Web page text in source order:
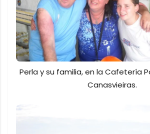
Perla y su familia, en la Cafetería
Canasvieiras.